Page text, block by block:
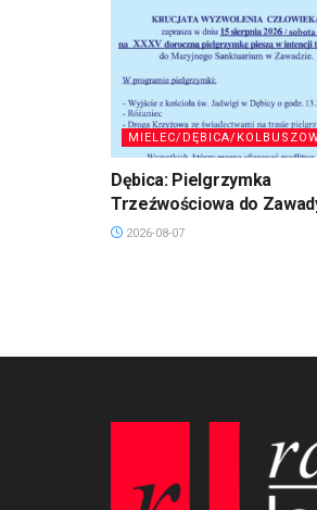
MIELEC/DĘBICA/
Dębica: Pielgrzymka
Trzeźwościowa do
2026-08-07